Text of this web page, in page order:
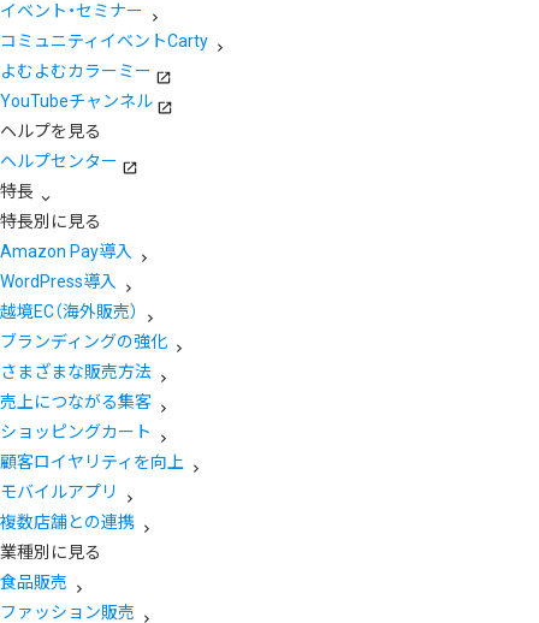
イベント・セミナー
コミュニティイベントCarty
よむよむカラーミー
YouTubeチャンネル
ヘルプを見る
ヘルプセンター
特長
特長別に見る
Amazon Pay導入
WordPress導入
越境EC（海外販売）
ブランディングの強化
さまざまな販売方法
売上につながる集客
ショッピングカート
顧客ロイヤリティを向上
モバイルアプリ
複数店舗との連携
業種別に見る
食品販売
ファッション販売